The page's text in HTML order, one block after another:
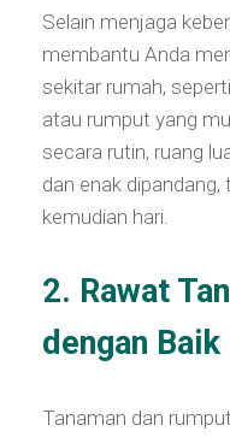
Selain menjaga
membantu Anda
sekitar rumah,
atau rumput yang
secara rutin, ruang
dan enak
kemudian hari.
2. Rawat
dengan Baik
Tanaman dan